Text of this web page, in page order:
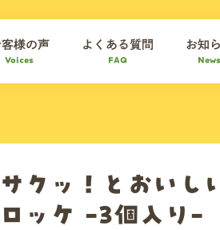
客様の声
Voices
よくある質問
FAQ
お知
News
サクッ！とおいし
ロッケ -3個入り-